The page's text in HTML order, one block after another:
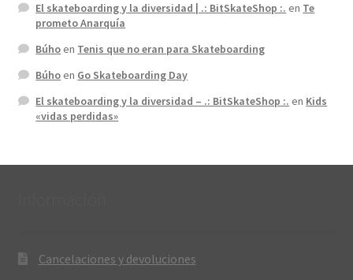
El skateboarding y la diversidad | .: BitSkateShop :. en Te
prometo Anarquía
Búhoen Tenis que no eran para Skateboarding
Búhoen Go Skateboarding Day
El skateboarding y la diversidad – .: BitSkateShop :. en Kids
«vidas perdidas»
Cancelaciones y devoluciones